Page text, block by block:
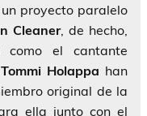
proyecto paralelo
Cleaner, de hecho,
como el cantante
Tommi Holappa han
original de la
ella junto con el